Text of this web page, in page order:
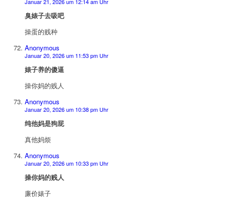
臭婊子去吸吧
操蛋的贱种
Anonymous
Januar 20, 2026 um 11:53 pm Uhr
婊子养的傻逼
操你妈的贱人
Anonymous
Januar 20, 2026 um 10:38 pm Uhr
纯他妈是狗屁
真他妈烦
Anonymous
Januar 20, 2026 um 10:33 pm Uhr
操你妈的贱人
廉价婊子